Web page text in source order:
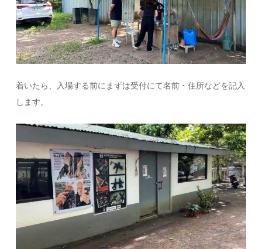
着いたら、入場する前にまずは受付にて名前・住所などを記入
します。